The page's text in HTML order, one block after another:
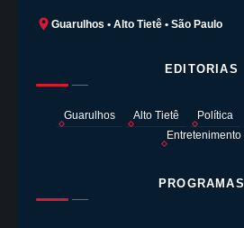
Guarulhos • Alto Tietê • São Paulo
EDITORIAS
Guarulhos Alto Tietê Política
Entretenimento
PROGRAMAS